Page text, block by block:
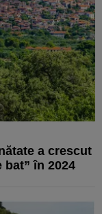
a crescut
bat” în 2024